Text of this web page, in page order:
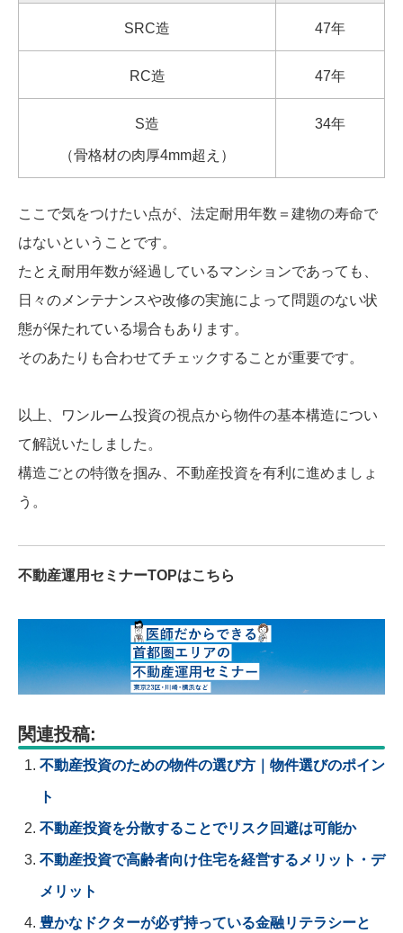
SRC造 47年
RC造 47年
S造
（骨格材の肉厚4mm超え）
34年
ここで気をつけたい点が、法定耐用年数＝建物の寿命で
はないということです。
たとえ耐用年数が経過しているマンションであっても、
日々のメンテナンスや改修の実施によって問題のない状
態が保たれている場合もあります。
そのあたりも合わせてチェックすることが重要です。
以上、ワンルーム投資の視点から物件の基本構造につい
て解説いたしました。
構造ごとの特徴を掴み、不動産投資を有利に進めましょ
う。
不動産運用セミナーTOPはこちら
関連投稿:
不動産投資のための物件の選び方｜物件選びのポイン
ト
不動産投資を分散することでリスク回避は可能か
不動産投資で高齢者向け住宅を経営するメリット・デ
メリット
豊かなドクターが必ず持っている金融リテラシーと